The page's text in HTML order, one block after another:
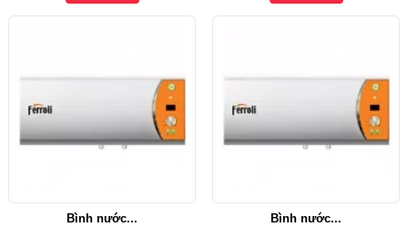
Bình nước... Bình nước...